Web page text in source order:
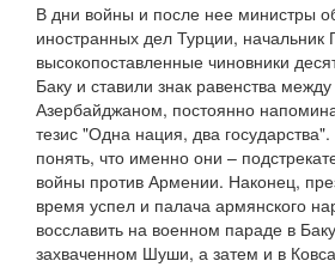
В дни войны и после нее министры
иностранных дел Турции, начальник
высокопоставленные чиновники
Баку и ставили знак равенства
Азербайджаном, постоянно
тезис "Одна нация, два
понять, что именно они –
войны против Армении. Наконец,
время успел и палача армянского
восславить на военном параде в
захваченном Шуши, а затем и в